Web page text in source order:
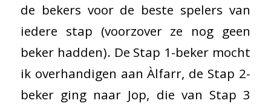
de bekers voor de beste spelers van
iedere stap (voorzover ze nog geen
beker hadden). De Stap 1-beker mocht
ik overhandigen aan Àlfarr, de Stap 2-
beker ging naar Jop, die van Stap 3